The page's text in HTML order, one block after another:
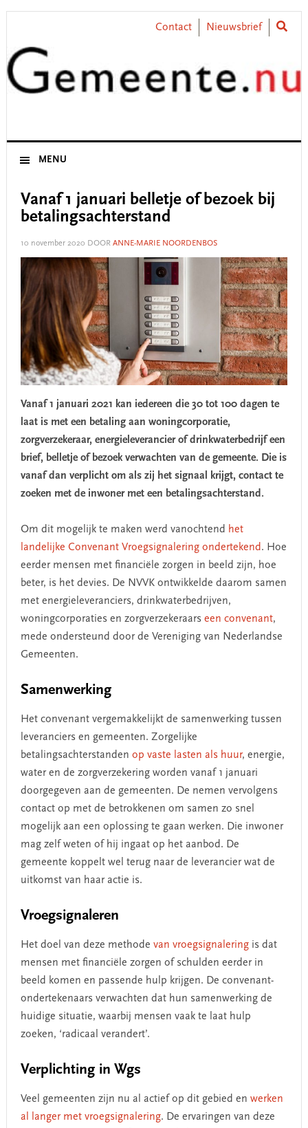
Skip
primary
navigation
Skip
content
Skip
primary
sidebar
Skip
footer
Contact Nieuwsbrief
MENU
Vanaf 1 januari belletje of bezoek bij
betalingsachterstand
10 november 2020 DOOR ANNE-MARIE NOORDENBOS
Vanaf 1 januari 2021 kan iedereen die 30 tot 100 dagen te
laat is met een betaling aan woningcorporatie,
zorgverzekeraar, energieleverancier of drinkwaterbedrijf een
brief, belletje of bezoek verwachten van de gemeente. Die is
vanaf dan verplicht om als zij het signaal krijgt, contact te
zoeken met de inwoner met een betalingsachterstand.
Om dit mogelijk te maken werd vanochtend het
landelijke Convenant Vroegsignalering ondertekend. Hoe
eerder mensen met financiële zorgen in beeld zijn, hoe
beter, is het devies. De NVVK ontwikkelde daarom samen
met energieleveranciers, drinkwaterbedrijven,
woningcorporaties en zorgverzekeraars een convenant,
mede ondersteund door de Vereniging van Nederlandse
Gemeenten.
Samenwerking
Het convenant vergemakkelijkt de samenwerking tussen
leveranciers en gemeenten. Zorgelijke
betalingsachterstanden op vaste lasten als huur, energie,
water en de zorgverzekering worden vanaf 1 januari
doorgegeven aan de gemeenten. De nemen vervolgens
contact op met de betrokkenen om samen zo snel
mogelijk aan een oplossing te gaan werken. Die inwoner
mag zelf weten of hij ingaat op het aanbod. De
gemeente koppelt wel terug naar de leverancier wat de
uitkomst van haar actie is.
Vroegsignaleren
Het doel van deze methode van vroegsignaleringis dat
mensen met financiële zorgen of schulden eerder in
beeld komen en passende hulp krijgen. De convenant-
ondertekenaars verwachten dat hun samenwerking de
huidige situatie, waarbij mensen vaak te laat hulp
zoeken, ‘radicaal verandert’.
Verplichting in Wgs
Veel gemeenten zijn nu al actief op dit gebied en werken
al langer met vroegsignalering. De ervaringen van deze